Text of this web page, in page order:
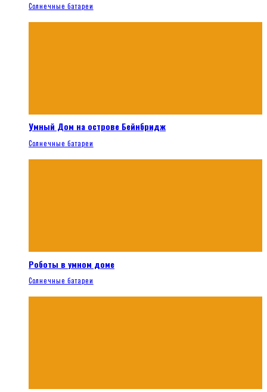
Солнечные батареи
Умный Дом на острове Бейнбридж
Солнечные батареи
Роботы в умном доме
Солнечные батареи